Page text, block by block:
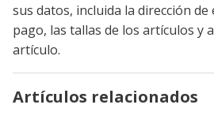
sus datos, incluida la dirección de
pago, las tallas de los artículos y
artículo.
Artículos relacionados